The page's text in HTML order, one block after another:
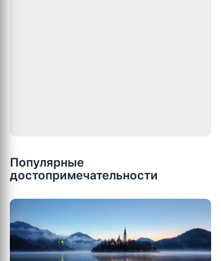
Популярные
достопримечательности